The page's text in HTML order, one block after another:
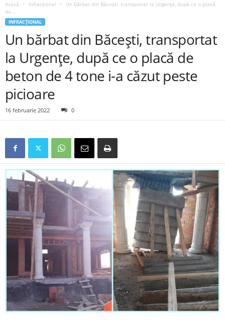
Acasă Infracțional
Un bărbat din Băcești, transportat la Urgențe, după ce o placă
de...
INFRACȚIONAL
Un bărbat din Băcești, transportat
la Urgențe, după ce o placă de
beton de 4 tone i-a căzut peste
picioare
16 februarie 2022 0